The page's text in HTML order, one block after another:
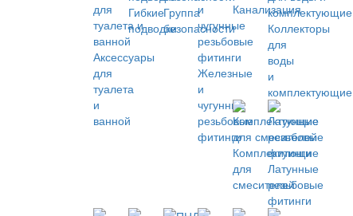
Аксессуары
для
туалета
и
ванной
Гибкие
подводки
Группа
безопасности
Железные
и
чугунные
резьбовые
фитинги
Канализация
Коллекторы
для
воды
и
комплектующие
Комплектующие
для
смесителей
Латунные
резьбовые
фитинги